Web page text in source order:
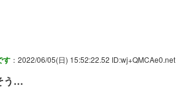
す ：2022/06/05(日) 15:52:22.52 ID:wj+QMCAe0.net
う…